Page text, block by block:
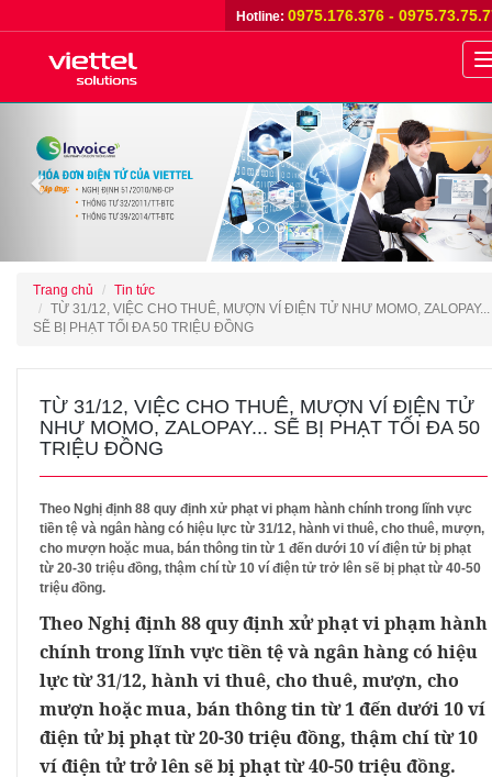
Hotline: 0975.176.376 -
Trang chủ
Tin tức
TỪ 31/12, VIỆC CHO THUÊ, MƯỢN VÍ ĐIỆN TỬ NHƯ MOMO, ZALOPAY...
SẼ BỊ PHẠT TỐI ĐA 50 TRIỆU ĐỒNG
TỪ 31/12, VIỆC CHO THUÊ, MƯỢN VÍ ĐIỆN TỬ
NHƯ MOMO, ZALOPAY... SẼ BỊ PHẠT TỐI ĐA 50
TRIỆU ĐỒNG
Theo Nghị định 88 quy định xử phạt vi phạm hành chính trong lĩnh vực
tiền tệ và ngân hàng có hiệu lực từ 31/12, hành vi thuê, cho thuê, mượn,
cho mượn hoặc mua, bán thông tin từ 1 đến dưới 10 ví điện tử bị phạt
từ 20-30 triệu đồng, thậm chí từ 10 ví điện tử trở lên sẽ bị phạt từ 40-50
triệu đồng.
Theo Nghị định 88 quy định xử phạt vi phạm hành
chính trong lĩnh vực tiền tệ và ngân hàng có hiệu
lực từ 31/12, hành vi thuê, cho thuê, mượn, cho
mượn hoặc mua, bán thông tin từ 1 đến dưới 10 ví
điện tử bị phạt từ 20-30 triệu đồng, thậm chí từ 10
ví điện tử trở lên sẽ bị phạt từ 40-50 triệu đồng.